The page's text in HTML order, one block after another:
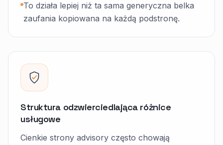
To działa lepiej niż ta sama generyczna belka
zaufania kopiowana na każdą podstronę.
Struktura odzwierciedlająca różnice
usługowe
Cienkie strony advisory często chowają